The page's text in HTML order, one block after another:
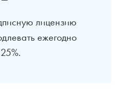
лицензию
ежегодно